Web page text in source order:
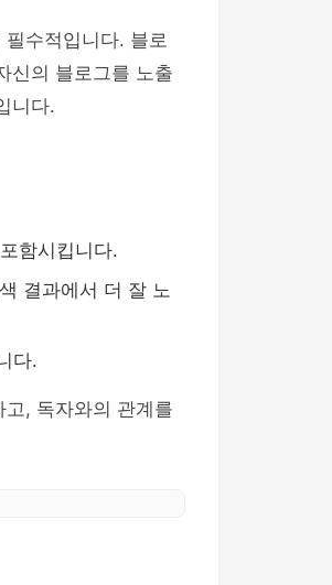
수적입니다. 블로
신의 블로그를 노출
니다.
함시킵니다.
결과에서 더 잘 노
다.
, 독자와의 관계를